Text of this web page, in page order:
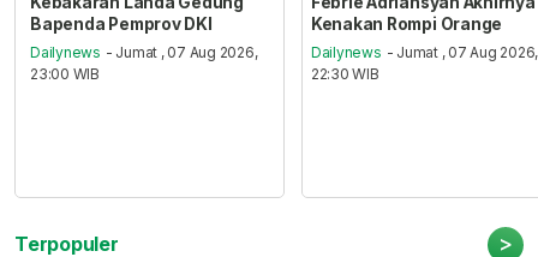
Bapenda Pemprov DKI
Dailynews - Jumat , 07 Aug 2026,
23:00 WIB
Kenakan Rompi Orange
Dailynews - Jumat , 07 Aug 2026,
22:30 WIB
Terpopuler >